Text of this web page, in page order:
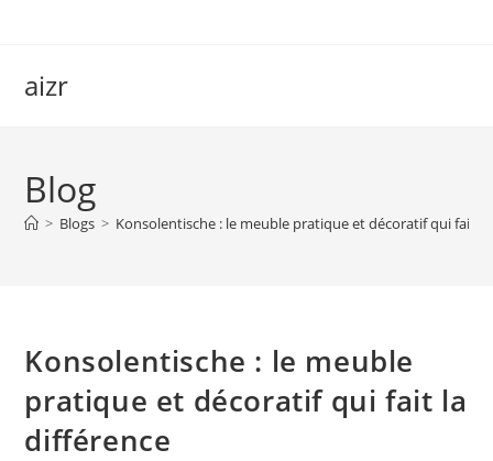
aizr
Blog
> Blogs > Konsolentische : le meuble pratique et décoratif qui fait
Konsolentische : le meuble
pratique et décoratif qui fait la
différence